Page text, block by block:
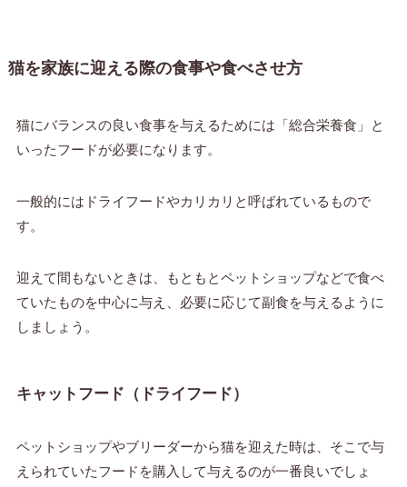
猫を家族に迎える際の食事や食べさせ方
猫にバランスの良い食事を与えるためには「総合栄養食」と
いったフードが必要になります。
一般的にはドライフードやカリカリと呼ばれているもので
す。
迎えて間もないときは、もともとペットショップなどで食べ
ていたものを中心に与え、必要に応じて副食を与えるように
しましょう。
キャットフード（ドライフード）
ペットショップやブリーダーから猫を迎えた時は、そこで与
えられていたフードを購入して与えるのが一番良いでしょ